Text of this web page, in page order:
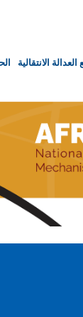
الانتقالية